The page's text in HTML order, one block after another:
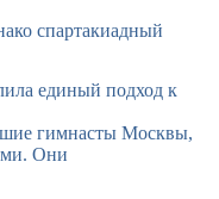
спартакиадный
единый подход к
гимнасты Москвы,
Они